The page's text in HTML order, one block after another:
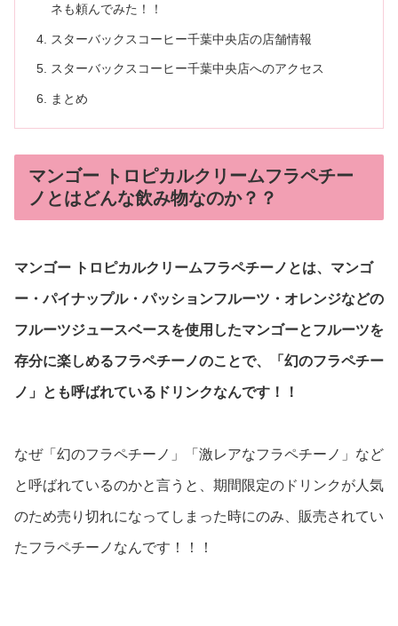
ネも頼んでみた！！
スターバックスコーヒー千葉中央店の店舗情報
スターバックスコーヒー千葉中央店へのアクセス
まとめ
マンゴー トロピカルクリームフラペチー
ノとはどんな飲み物なのか？？
マンゴー トロピカルクリームフラペチーノとは、マンゴ
ー・パイナップル・パッションフルーツ・オレンジなどの
フルーツジュースベースを使用したマンゴーとフルーツを
存分に楽しめるフラペチーノのことで、「幻のフラペチー
ノ」とも呼ばれているドリンクなんです！！
なぜ「幻のフラペチーノ」「激レアなフラペチーノ」など
と呼ばれているのかと言うと、期間限定のドリンクが人気
のため売り切れになってしまった時にのみ、販売されてい
たフラペチーノなんです！！！